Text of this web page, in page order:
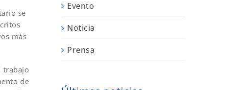
se
más
trabajo
de
Evento
Noticia
Prensa